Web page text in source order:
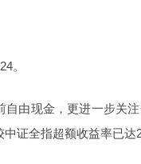
。
由现金，更进一步关
证全指超额收益率已